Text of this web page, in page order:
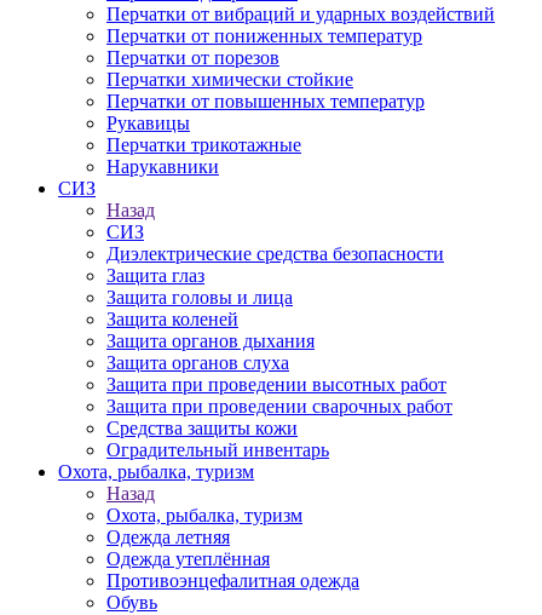
Перчатки от вибраций и ударных воздействий
Перчатки от пониженных температур
Перчатки от порезов
Перчатки химически стойкие
Перчатки от повышенных температур
Рукавицы
Перчатки трикотажные
Нарукавники
СИЗ
Назад
СИЗ
Диэлектрические средства безопасности
Защита глаз
Защита головы и лица
Защита коленей
Защита органов дыхания
Защита органов слуха
Защита при проведении высотных работ
Защита при проведении сварочных работ
Средства защиты кожи
Оградительный инвентарь
Охота, рыбалка, туризм
Назад
Охота, рыбалка, туризм
Одежда летняя
Одежда утеплённая
Противоэнцефалитная одежда
Обувь